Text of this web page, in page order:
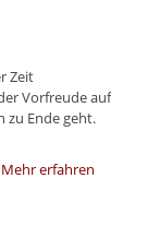
Zeit
Vorfreude auf
zu Ende geht.
Mehr erfahren